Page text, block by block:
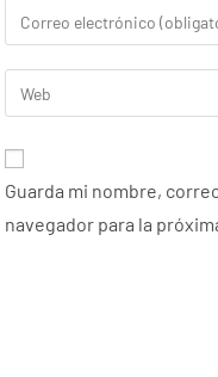
Guarda mi nombre,
navegador para la